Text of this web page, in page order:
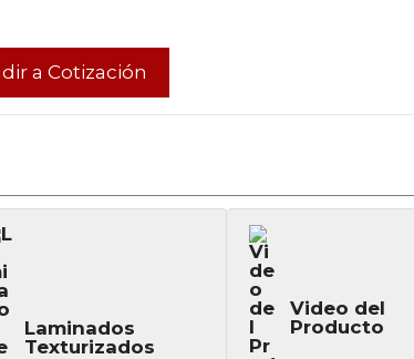
a Cotización
Laminados
Texturizados
Video del
Producto